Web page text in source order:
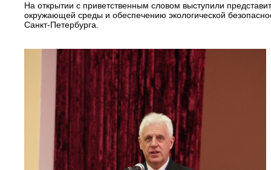
На открытии с приветственным словом выступили
окружающей среды и обеспечению экологической
Санкт-Петербурга.